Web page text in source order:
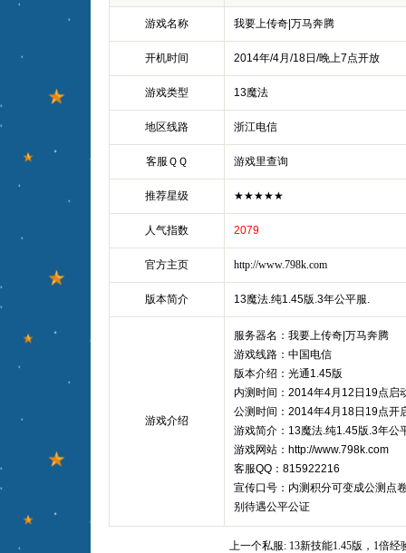
游戏名称 我要上传奇|万马奔腾
开机时间 2014年/4月/18日/晚上7点开放
游戏类型 13魔法
地区线路 浙江电信
客服ＱＱ 游戏里查询
推荐星级 ★★★★★
人气指数 2079
官方主页 http://www.798k.com
版本简介 13魔法.纯1.45版.3年公平服.
游戏介绍
服务器名：我要上传奇|万马奔腾
游戏线路：中国电信
版本介绍：光通1.45版
内测时间：2014年4月12日19点启
公测时间：2014年4月18日19点开
游戏简介：13魔法.纯1.45版.3年公
游戏网站：http://www.798k.com
客服QQ：815922216
宣传口号：内测积分可变成公测点
别待遇公平公证
上一个私服: 13新技能1.45版，1倍经